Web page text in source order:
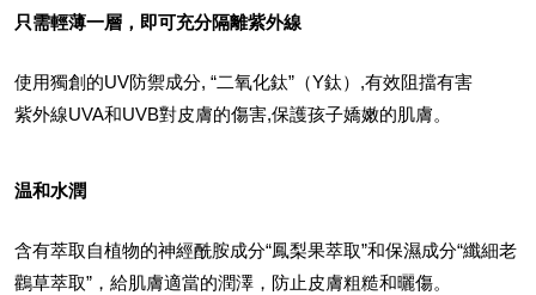
只需輕薄一層，即可充分隔離紫外線
使用獨創的UV防禦成分, “二氧化鈦”（Y鈦）,有效阻擋有害
紫外線UVA和UVB對皮膚的傷害,保護孩子嬌嫩的肌膚。
温和水潤
含有萃取自植物的神經酰胺成分“鳳梨果萃取”和保濕成分“纖細老
鸛草萃取”，給肌膚適當的潤澤，防止皮膚粗糙和曬傷。